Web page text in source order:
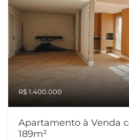
R$ 1.400.000
Apartamento à Venda
189m²